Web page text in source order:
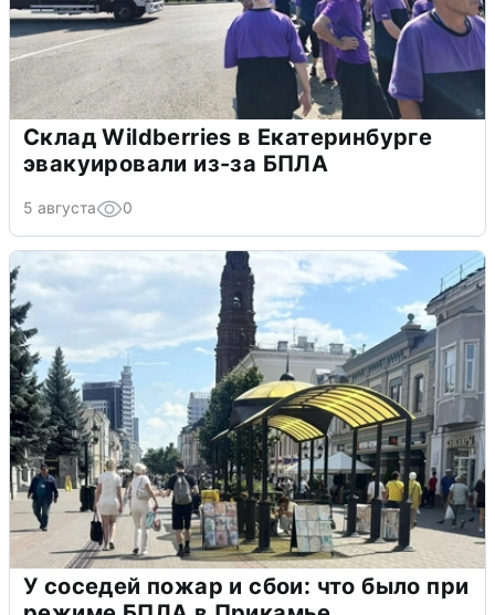
Склад Wildberries в Екатеринбурге
эвакуировали из-за БПЛА
5 августа 0
У соседей пожар и сбои: что было при